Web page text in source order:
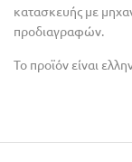
κατασκευής με
προδιαγραφών.
Το προϊόν είναι